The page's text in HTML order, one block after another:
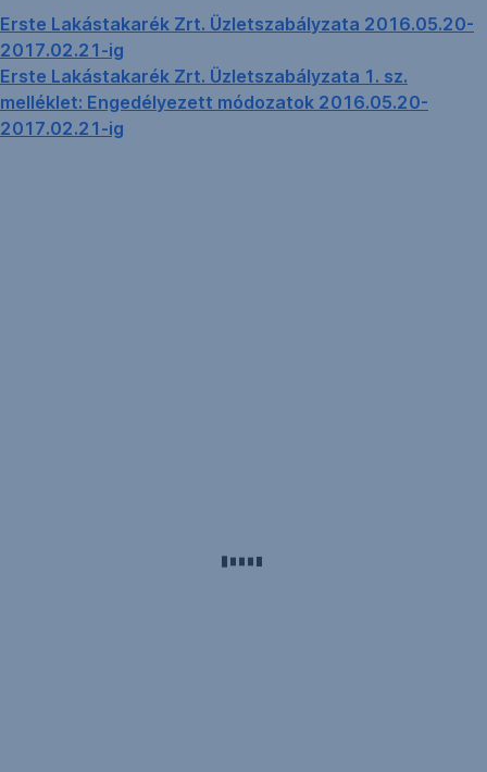
Erste Lakástakarék Zrt. Üzletszabályzata 2016.05.20-
2017.02.21-ig
Erste Lakástakarék Zrt. Üzletszabályzata 1. sz.
melléklet: Engedélyezett módozatok 2016.05.20-
2017.02.21-ig